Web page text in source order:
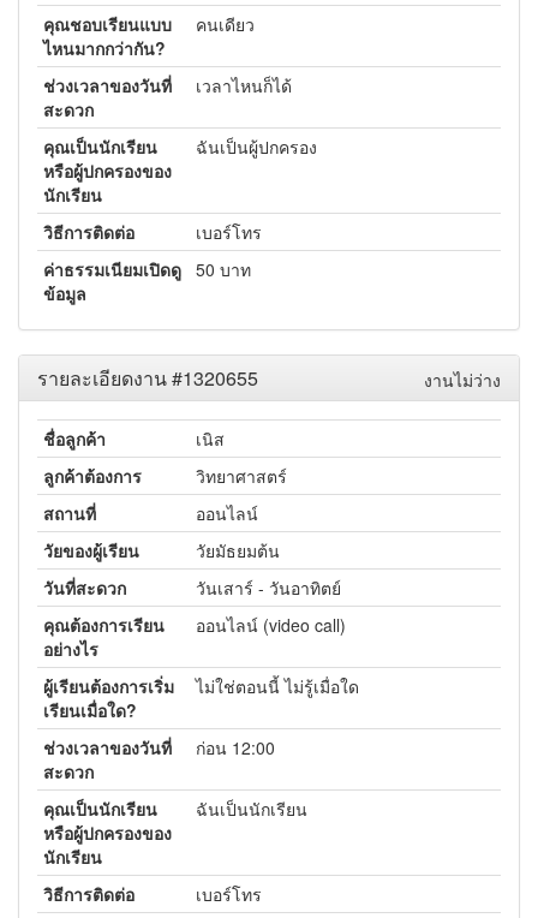
คุณชอบเรียนแบบ
ไหนมากกว่ากัน?
คนเดียว
ช่วงเวลาของวันที่
สะดวก
เวลาไหนก็ได้
คุณเป็นนักเรียน
หรือผู้ปกครองของ
นักเรียน
ฉันเป็นผู้ปกครอง
วิธีการติดต่อ
เบอร์โทร
ค่าธรรมเนียมเปิดดู
ข้อมูล
50 บาท
งานไม่ว่าง
รายละเอียดงาน #1320655
ชื่อลูกค้า
เนิส
ลูกค้าต้องการ
วิทยาศาสตร์
สถานที่
ออนไลน์
วัยของผู้เรียน
วัยมัธยมต้น
วันที่สะดวก
วันเสาร์ - วันอาทิตย์
คุณต้องการเรียน
อย่างไร
ออนไลน์ (video call)
ผู้เรียนต้องการเริ่ม
เรียนเมื่อใด?
ไม่ใช่ตอนนี้ ไม่รู้เมื่อใด
ช่วงเวลาของวันที่
สะดวก
ก่อน 12:00
คุณเป็นนักเรียน
หรือผู้ปกครองของ
นักเรียน
ฉันเป็นนักเรียน
วิธีการติดต่อ
เบอร์โทร